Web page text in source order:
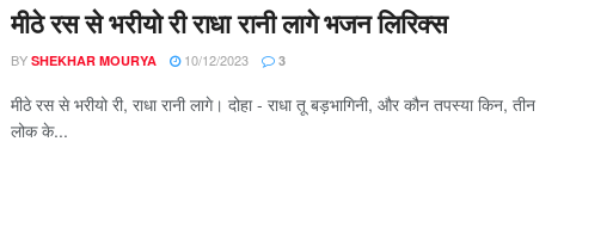
मीठे रस से भरीयो री राधा रानी लागे भजन लिरिक्स
BY SHEKHAR MOURYA 10/12/2023 3
मीठे रस से भरीयो री, राधा रानी लागे। दोहा - राधा तू बड़भागिनी, और कौन तपस्या किन, तीन
लोक के...